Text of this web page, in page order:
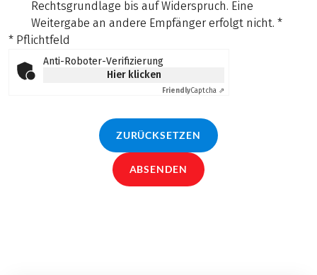
Rechtsgrundlage bis auf Widerspruch. Eine
Weitergabe an andere Empfänger erfolgt nicht. *
* Pflichtfeld
Anti-Roboter-Verifizierung
Hier klicken
FriendlyCaptcha ⇗
ZURÜCKSETZEN
ABSENDEN